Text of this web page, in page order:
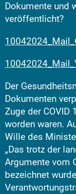
Dokumente und
veröffentlicht?
Der
Dokumenten
Zuge der COVID
worden waren.
Wille des
„Das trotz der
Argumente vom
bezeichnet